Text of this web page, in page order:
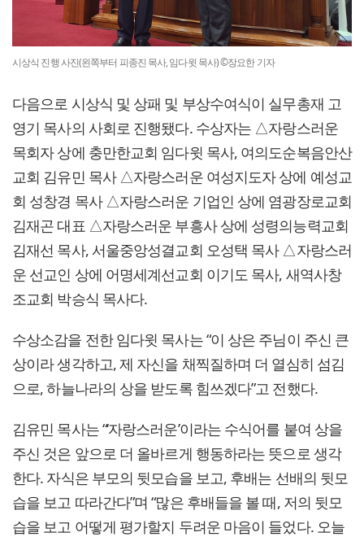
시상식 진행 사진(왼쪽부터 피종진 목사, 임다윗 목사) ©장요한 기자
다음으로 시상식 및 상패 및 부상수여식이 실무총재 고
영기 목사의 사회로 진행됐다. 수상자는 △자랑스러운
목회자 상에 충만한교회 임다윗 목사, 여의도순복음안산
교회 김유민 목사 △자랑스러운 여성지도자 상에 예성교
회 성창경 목사 △자랑스러운 기업인 상에 염광장로교회
김재곤 대표 △자랑스러운 부흥사 상에 성령의능력교회
김재선 목사, 서울중앙성결교회 오성택 목사 △자랑스러
운 선교인 상에 어명세계선교회 이기도 목사, 새역사창
조교회 박승식 목사다.
수상소감을 전한 임다윗 목사는 “이 상은 주님이 주신 큰
상이라 생각하고, 제 자신을 채찍질하며 더 열심히 섬김
으로, 하늘나라의 상을 받도록 힘쓰겠다”고 전했다.
김유민 목사는 “‘자랑스러운’이라는 수식어를 붙여 상을
주신 것은 앞으로 더 올바르게 행동하라는 뜻으로 생각
한다. 자식은 부모의 뒷모습을 보고, 후배는 선배의 뒷모
습을 보고 따라간다”며 “많은 후배들을 볼 때, 저의 뒷모
습을 보고 어떻게 평가할지 두려운 마음이 들었다. 오늘